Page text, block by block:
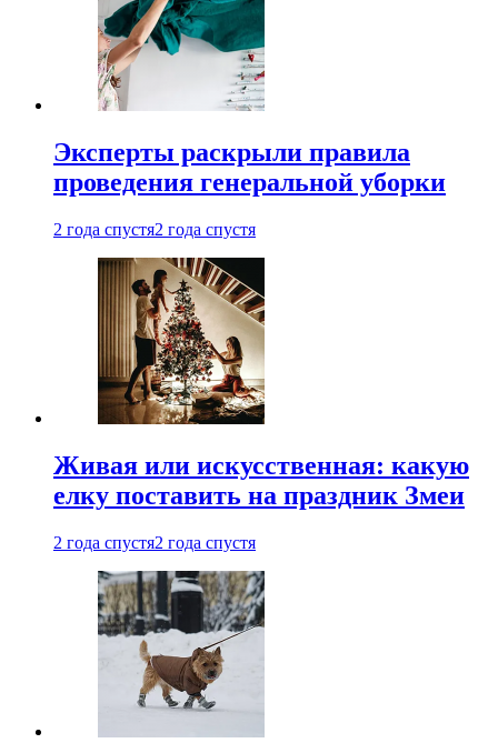
Эксперты раскрыли правила
проведения генеральной уборки
2 года спустя2 года спустя
Живая или искусственная: какую
елку поставить на праздник Змеи
2 года спустя2 года спустя